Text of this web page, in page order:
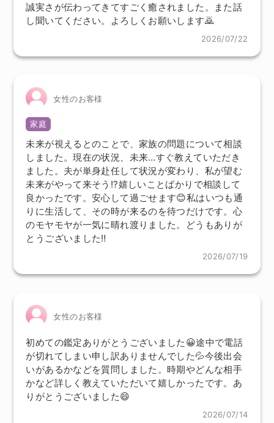
誠実さが伝わってきてすごく癒されました。また話
し聞いてください。よろしくお願いします🙇
2026/07/22
女性のお客様
家庭
未来が視えるとのことで、家族の問題について相談
しました。現在の状況、未来…すぐ教えていただき
ました。夫が単身赴任して状況が変わり、私が望む
未来がやって来そう!?嬉しいことばかりで相談して
良かったです。安心して過ごせます😊私はいつも通
りに生活して、その時が来るのを待つだけです。心
のモヤモヤが一気に晴れ渡りました。どうもありが
とうございました‼️
2026/07/19
女性のお客様
初めての鑑定ありがとうございました😀途中で電話
が切れてしまい申し訳ありませんでした💦今後出会
いがあるかなどを質問しました。時期やどんな相手
かなど詳しく教えていただいて嬉しかったです。あ
りがとうございました😄
2026/07/14